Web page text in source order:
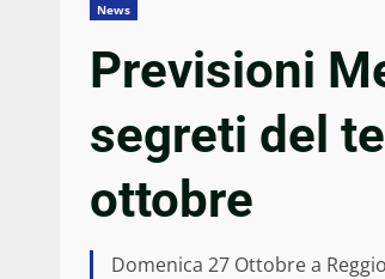
News
Previsioni
segreti del
ottobre
Domenica 27 Ottobre a